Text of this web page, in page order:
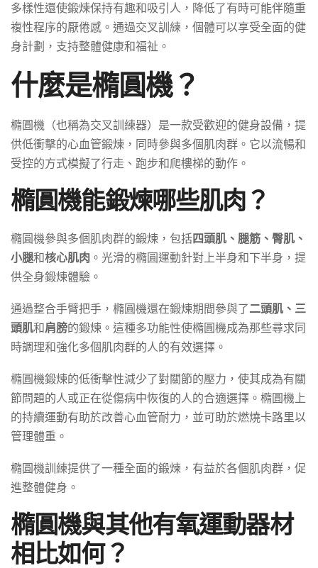
多樣性還使鍛煉保持有趣和吸引人，降低了有時可能伴隨重
複性程序的厭倦感。通過交叉訓練，個體可以享受全面的健
身計劃，支持整體健康和福祉。
什麼是橢圓機？
橢圓機（也稱為交叉訓練器）是一款受歡迎的健身設備，提
供低衝擊的心血管鍛煉，同時參與多個肌肉群。它以流暢和
受控的方式模擬了行走、跑步和爬樓梯的動作。
橢圓機能鍛煉哪些肌肉？
橢圓機參與多個肌肉群的鍛煉，包括四頭肌、腿筋、臀肌、
小腿和核心肌肉 。光滑的橢圓運動針對上半身和下半身，提
供全身鍛煉體驗。
通過整合手臂把手，橢圓機還在鍛煉期間參與了二頭肌、三
頭肌和肩膀的鍛煉。這種多功能性使橢圓機成為那些尋求同
時調理和強化多個肌肉群的人的有效選擇。
橢圓機鍛煉的低衝擊性減少了對關節的壓力，使其成為有關
節問題的人或正在從傷病中恢復的人的合適選擇。橢圓機上
的持續運動有助於改善心血管耐力，並可助於燃燒卡路里以
管理體重。
橢圓機訓練提供了一種全面的鍛煉，有益於各個肌肉群，促
進整體健身。
橢圓機與其他有氧運動器材
相比如何？